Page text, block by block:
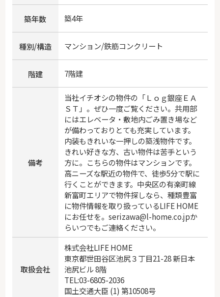
築年数 築4年
種別/構造 マンション/鉄筋コンクリート
階建 7階建
備考
当社イチオシの物件の「Ｌｏｇ銀座ＥＡ
ＳＴ」。ぜひ一度ご覧ください。共用部
にはエレベータ・敷地内ごみ置き場など
が備わっておりとても充実しています。
内装もきれいな一押しの築浅物件です。
きれい好きな方、古い物件は苦手という
方に。こちらの物件はマンションです。
高ニーズな駅近の物件で、徒歩5分で駅に
行くことができます。中央区の有楽町線
新富町エリアで物件探しなら、種類豊富
に物件情報を取り扱っているLIFE HOME
にお任せを。serizawa@l-home.co.jpか
らいつでもご連絡ください。
取扱会社
株式会社LIFE HOME
東京都世田谷区池尻３丁目21-28 新日本
池尻ビル 8階
TEL:03-6805-2036
国土交通大臣 (1) 第10508号